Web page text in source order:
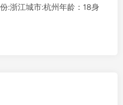
:浙江城市:杭州年龄：18身